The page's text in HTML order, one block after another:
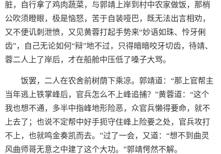
脏，自行拿了鸡肉蔬菜，与郭靖上岸到村中农家做饭，那梢
公吹须瞪眼，极是恼怒，苦于自装哑巴，既无法出言相劝，
又不便讥刺泄愤，又见黄蓉打起手势来“妙语如珠、怜牙俐
齿”，自己无论如何“辩”地不过，只得暗暗咬牙切齿，待靖、
蓉二人上了岸后，才在船舱中压低了嗓子大骂。
饭罢，二人在农舍前树荫下乘凉。郭靖道：“那上官帮主
当年逃上铁掌峰后，官兵怎么不上峰追捕？”黄蓉道：“这个
我也想不通，多半中指峰地形险恶，众官兵懒得要命，就不
上去了；也说不定帮中好手扼守住峰上险要之处，官兵攻打
不上，也就鸣金奏凯而去。”过了一会，又道：“想不到曲灵
风曲师哥无意之中建了这个大功。”郭靖愕然不解。